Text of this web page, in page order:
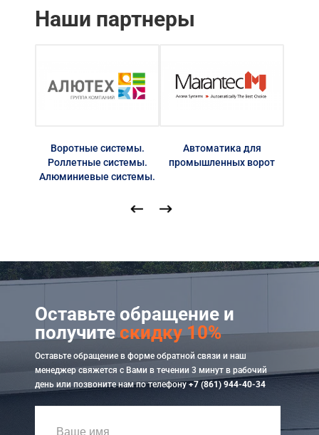
Наши партнеры
Воротные системы.
Роллетные системы.
Алюминиевые системы.
Автоматика для
промышленных ворот
Оставьте обращение и
получитескидку 10%
Оставьте обращение в форме обратной связи и наш
менеджер свяжется с Вами в течении 3 минут в рабочий
день или позвоните нам по телефону+7 (861) 944-40-34